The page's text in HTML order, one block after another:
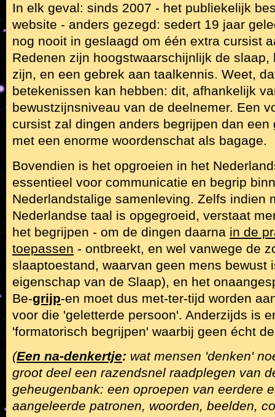
In elk geval: sinds 2007 - het publiekelijk
website - anders gezegd: sedert 19 jaar
nog nooit in geslaagd om één extra cursist
Redenen zijn hoogstwaarschijnlijk de slaap,
zijn, en een gebrek aan taalkennis. Weet,
betekenissen kan hebben: dit, afhankelijk
bewustzijnsniveau van de deelnemer. Een
cursist zal dingen anders begrijpen dan een
met een enorme woordenschat als bagage.
Bovendien is het opgroeien in het
essentieel voor communicatie en begrip
Nederlandstalige samenleving. Zelfs indien
Nederlandse taal is opgegroeid, verstaat
het begrijpen - om de dingen daarna in de
toepassen - ontbreekt, en wel vanwege de
slaaptoestand, waarvan geen mens bewust
eigenschap van de Slaap), en het
Be-grijp-en moet dus met-ter-tijd worden
voor die 'geletterde persoon'. Anderzijds is
'formatorisch begrijpen' waarbij geen écht
(Een na-denkertje: wat mensen 'denken'
groot deel een razendsnel raadplegen van
geheugenbank: een oproepen van eerdere
aangeleerde patronen, woorden, beelden,